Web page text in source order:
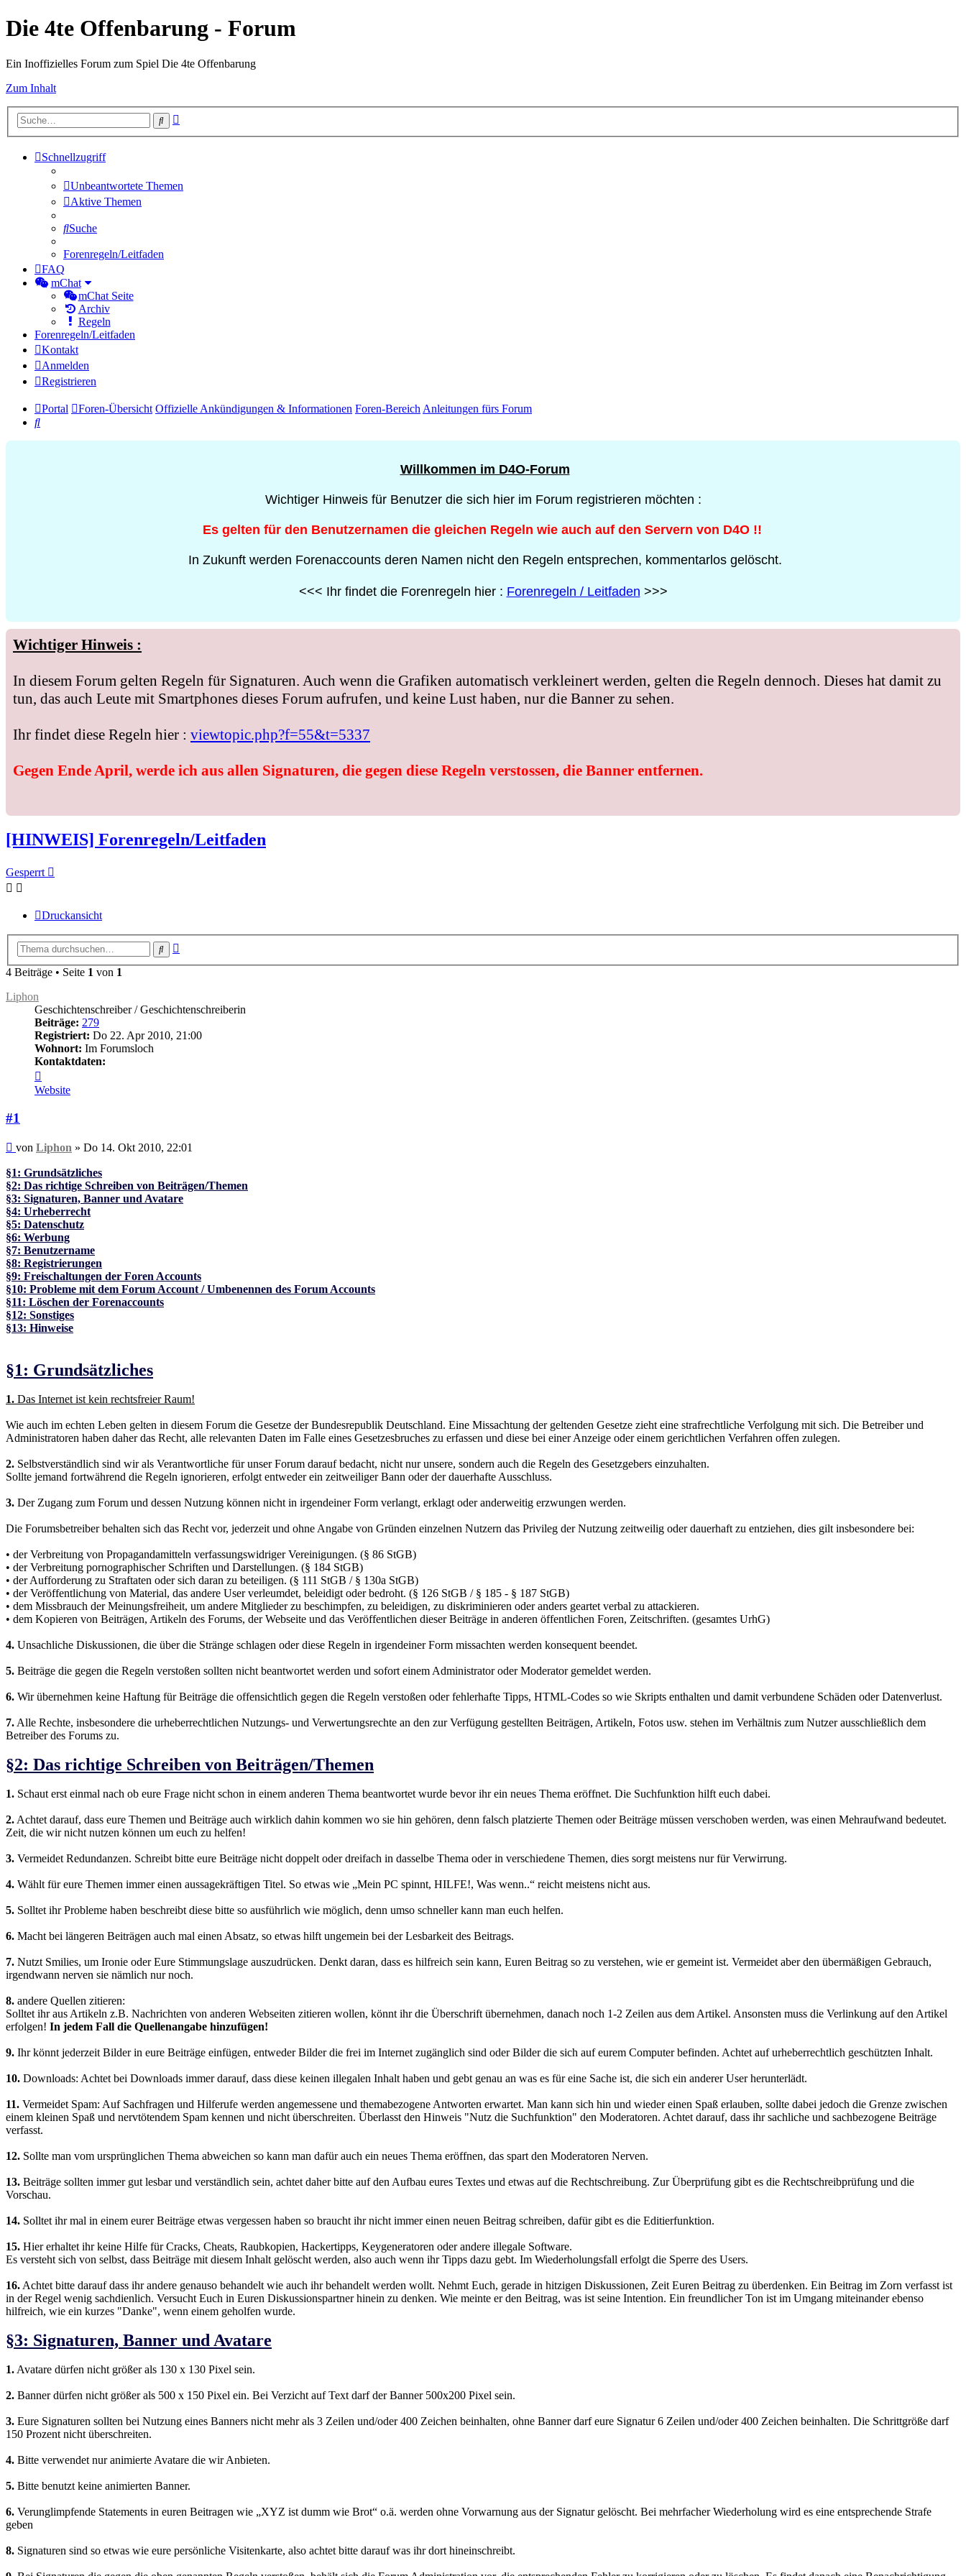
Die 4te Offenbarung - Forum
Ein Inoffizielles Forum zum Spiel Die 4te Offenbarung
Zum Inhalt
Suche
Schnellzugriff
Unbeantwortete Themen
Aktive Themen
Suche
Forenregeln/Leitfaden
FAQ
mChat
mChat Seite
Archiv
Regeln
Forenregeln/Leitfaden
Kontakt
Anmelden
Registrieren
Portal Foren-Übersicht Offizielle Ankündigungen & Informationen Foren-BereichAnleitungen fürs Forum
Suche
Willkommen im D4O-Forum
Wichtiger Hinweis für Benutzer die sich hier im Forum registrieren möchten :
Es gelten für den Benutzernamen die gleichen Regeln wie auch auf den Servern von D4O !!
In Zukunft werden Forenaccounts deren Namen nicht den Regeln entsprechen, kommentarlos gelöscht.
<<< Ihr findet die Forenregeln hier : Forenregeln / Leitfaden >>>
Wichtiger Hinweis :
In diesem Forum gelten Regeln für Signaturen. Auch wenn die Grafiken automatisch verkleinert werden, gelten die Regeln dennoch. Dieses hat damit zu
tun, das auch Leute mit Smartphones dieses Forum aufrufen, und keine Lust haben, nur die Banner zu sehen.
Ihr findet diese Regeln hier : viewtopic.php?f=55&t=5337
Gegen Ende April, werde ich aus allen Signaturen, die gegen diese Regeln verstossen, die Banner entfernen.
[HINWEIS] Forenregeln/Leitfaden
Gesperrt
Druckansicht
Suche
4 Beiträge • Seite 1 von 1
Liphon
Geschichtenschreiber / Geschichtenschreiberin
Beiträge: 279
Registriert: Do 22. Apr 2010, 21:00
Wohnort: Im Forumsloch
Kontaktdaten:
von
Liphon
Website
#1
Beitrag
von Liphon » Do 14. Okt 2010, 22:01
§1: Grundsätzliches
§2: Das richtige Schreiben von Beiträgen/Themen
§3: Signaturen, Banner und Avatare
§4: Urheberrecht
§5: Datenschutz
§6: Werbung
§7: Benutzername
§8: Registrierungen
§9: Freischaltungen der Foren Accounts
§10: Probleme mit dem Forum Account / Umbenennen des Forum Accounts
§11: Löschen der Forenaccounts
§12: Sonstiges
§13: Hinweise
§1: Grundsätzliches
1. Das Internet ist kein rechtsfreier Raum!
Wie auch im echten Leben gelten in diesem Forum die Gesetze der Bundesrepublik Deutschland. Eine Missachtung der geltenden Gesetze zieht eine strafrechtliche Verfolgung mit sich. Die Betreiber und
Administratoren haben daher das Recht, alle relevanten Daten im Falle eines Gesetzesbruches zu erfassen und diese bei einer Anzeige oder einem gerichtlichen Verfahren offen zulegen.
2. Selbstverständlich sind wir als Verantwortliche für unser Forum darauf bedacht, nicht nur unsere, sondern auch die Regeln des Gesetzgebers einzuhalten.
Sollte jemand fortwährend die Regeln ignorieren, erfolgt entweder ein zeitweiliger Bann oder der dauerhafte Ausschluss.
3. Der Zugang zum Forum und dessen Nutzung können nicht in irgendeiner Form verlangt, erklagt oder anderweitig erzwungen werden.
Die Forumsbetreiber behalten sich das Recht vor, jederzeit und ohne Angabe von Gründen einzelnen Nutzern das Privileg der Nutzung zeitweilig oder dauerhaft zu entziehen, dies gilt insbesondere bei:
• der Verbreitung von Propagandamitteln verfassungswidriger Vereinigungen. (§ 86 StGB)
• der Verbreitung pornographischer Schriften und Darstellungen. (§ 184 StGB)
• der Aufforderung zu Straftaten oder sich daran zu beteiligen. (§ 111 StGB / § 130a StGB)
• der Veröffentlichung von Material, das andere User verleumdet, beleidigt oder bedroht. (§ 126 StGB / § 185 - § 187 StGB)
• dem Missbrauch der Meinungsfreiheit, um andere Mitglieder zu beschimpfen, zu beleidigen, zu diskriminieren oder anders geartet verbal zu attackieren.
• dem Kopieren von Beiträgen, Artikeln des Forums, der Webseite und das Veröffentlichen dieser Beiträge in anderen öffentlichen Foren, Zeitschriften. (gesamtes UrhG)
4. Unsachliche Diskussionen, die über die Stränge schlagen oder diese Regeln in irgendeiner Form missachten werden konsequent beendet.
5. Beiträge die gegen die Regeln verstoßen sollten nicht beantwortet werden und sofort einem Administrator oder Moderator gemeldet werden.
6. Wir übernehmen keine Haftung für Beiträge die offensichtlich gegen die Regeln verstoßen oder fehlerhafte Tipps, HTML-Codes so wie Skripts enthalten und damit verbundene Schäden oder Datenverlust.
7. Alle Rechte, insbesondere die urheberrechtlichen Nutzungs- und Verwertungsrechte an den zur Verfügung gestellten Beiträgen, Artikeln, Fotos usw. stehen im Verhältnis zum Nutzer ausschließlich dem
Betreiber des Forums zu.
§2: Das richtige Schreiben von Beiträgen/Themen
1. Schaut erst einmal nach ob eure Frage nicht schon in einem anderen Thema beantwortet wurde bevor ihr ein neues Thema eröffnet. Die Suchfunktion hilft euch dabei.
2. Achtet darauf, dass eure Themen und Beiträge auch wirklich dahin kommen wo sie hin gehören, denn falsch platzierte Themen oder Beiträge müssen verschoben werden, was einen Mehraufwand bedeutet.
Zeit, die wir nicht nutzen können um euch zu helfen!
3. Vermeidet Redundanzen. Schreibt bitte eure Beiträge nicht doppelt oder dreifach in dasselbe Thema oder in verschiedene Themen, dies sorgt meistens nur für Verwirrung.
4. Wählt für eure Themen immer einen aussagekräftigen Titel. So etwas wie „Mein PC spinnt, HILFE!, Was wenn..“ reicht meistens nicht aus.
5. Solltet ihr Probleme haben beschreibt diese bitte so ausführlich wie möglich, denn umso schneller kann man euch helfen.
6. Macht bei längeren Beiträgen auch mal einen Absatz, so etwas hilft ungemein bei der Lesbarkeit des Beitrags.
7. Nutzt Smilies, um Ironie oder Eure Stimmungslage auszudrücken. Denkt daran, dass es hilfreich sein kann, Euren Beitrag so zu verstehen, wie er gemeint ist. Vermeidet aber den übermäßigen Gebrauch,
irgendwann nerven sie nämlich nur noch.
8. andere Quellen zitieren:
Solltet ihr aus Artikeln z.B. Nachrichten von anderen Webseiten zitieren wollen, könnt ihr die Überschrift übernehmen, danach noch 1-2 Zeilen aus dem Artikel. Ansonsten muss die Verlinkung auf den Artikel
erfolgen! In jedem Fall die Quellenangabe hinzufügen!
9. Ihr könnt jederzeit Bilder in eure Beiträge einfügen, entweder Bilder die frei im Internet zugänglich sind oder Bilder die sich auf eurem Computer befinden. Achtet auf urheberrechtlich geschützten Inhalt.
10. Downloads: Achtet bei Downloads immer darauf, dass diese keinen illegalen Inhalt haben und gebt genau an was es für eine Sache ist, die sich ein anderer User herunterlädt.
11. Vermeidet Spam: Auf Sachfragen und Hilferufe werden angemessene und themabezogene Antworten erwartet. Man kann sich hin und wieder einen Spaß erlauben, sollte dabei jedoch die Grenze zwischen
einem kleinen Spaß und nervtötendem Spam kennen und nicht überschreiten. Überlasst den Hinweis "Nutz die Suchfunktion" den Moderatoren. Achtet darauf, dass ihr sachliche und sachbezogene Beiträge
verfasst.
12. Sollte man vom ursprünglichen Thema abweichen so kann man dafür auch ein neues Thema eröffnen, das spart den Moderatoren Nerven.
13. Beiträge sollten immer gut lesbar und verständlich sein, achtet daher bitte auf den Aufbau eures Textes und etwas auf die Rechtschreibung. Zur Überprüfung gibt es die Rechtschreibprüfung und die
Vorschau.
14. Solltet ihr mal in einem eurer Beiträge etwas vergessen haben so braucht ihr nicht immer einen neuen Beitrag schreiben, dafür gibt es die Editierfunktion.
15. Hier erhaltet ihr keine Hilfe für Cracks, Cheats, Raubkopien, Hackertipps, Keygeneratoren oder andere illegale Software.
Es versteht sich von selbst, dass Beiträge mit diesem Inhalt gelöscht werden, also auch wenn ihr Tipps dazu gebt. Im Wiederholungsfall erfolgt die Sperre des Users.
16. Achtet bitte darauf dass ihr andere genauso behandelt wie auch ihr behandelt werden wollt. Nehmt Euch, gerade in hitzigen Diskussionen, Zeit Euren Beitrag zu überdenken. Ein Beitrag im Zorn verfasst ist
in der Regel wenig sachdienlich. Versucht Euch in Euren Diskussionspartner hinein zu denken. Wie meinte er den Beitrag, was ist seine Intention. Ein freundlicher Ton ist im Umgang miteinander ebenso
hilfreich, wie ein kurzes "Danke", wenn einem geholfen wurde.
§3: Signaturen, Banner und Avatare
1. Avatare dürfen nicht größer als 130 x 130 Pixel sein.
2. Banner dürfen nicht größer als 500 x 150 Pixel ein. Bei Verzicht auf Text darf der Banner 500x200 Pixel sein.
3. Eure Signaturen sollten bei Nutzung eines Banners nicht mehr als 3 Zeilen und/oder 400 Zeichen beinhalten, ohne Banner darf eure Signatur 6 Zeilen und/oder 400 Zeichen beinhalten. Die Schrittgröße darf
150 Prozent nicht überschreiten.
4. Bitte verwendet nur animierte Avatare die wir Anbieten.
5. Bitte benutzt keine animierten Banner.
6. Verunglimpfende Statements in euren Beitragen wie „XYZ ist dumm wie Brot“ o.ä. werden ohne Vorwarnung aus der Signatur gelöscht. Bei mehrfacher Wiederholung wird es eine entsprechende Strafe
geben
8. Signaturen sind so etwas wie eure persönliche Visitenkarte, also achtet bitte darauf was ihr dort hineinschreibt.